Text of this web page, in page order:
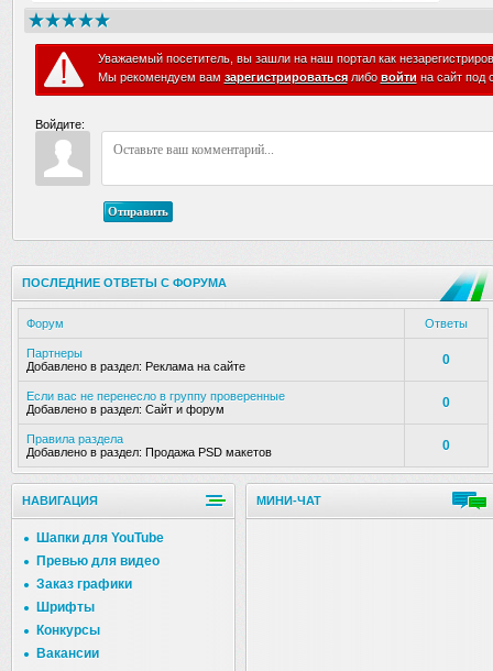
Уважаемый посетитель, вы зашли на наш портал как
Мы рекомендуем вам зарегистрироватьсялибо войти на сайт под
Войдите:
Отправить
ПОСЛЕДНИЕ ОТВЕТЫ С ФОРУМА
Форум Ответы
Партнеры
Добавлено в раздел: Реклама на сайте 0
Если вас не перенесло в группу проверенные
Добавлено в раздел: Сайт и форум 0
Правила раздела
Добавлено в раздел: Продажа PSD макетов 0
НАВИГАЦИЯ
Шапки для YouTube
Превью для видео
Заказ графики
Шрифты
Конкурсы
Вакансии
МИНИ-ЧАТ